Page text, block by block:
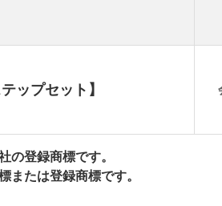
プセット】
の登録商標です。
または登録商標です。